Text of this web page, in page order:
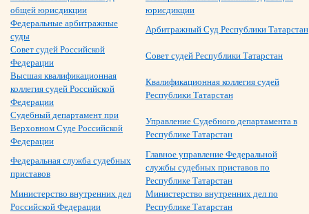
общей юрисдикции
юрисдикции
Федеральные арбитражные
суды
Арбитражный Суд Республики Татарстан
Совет судей Российской
Федерации
Совет судей Республики Татарстан
Высшая квалификационная
коллегия судей Российской
Федерации
Квалификационная коллегия судей
Республики Татарстан
Судебный департамент при
Верховном Суде Российской
Федерации
Управление Судебного департамента в
Республике Татарстан
Федеральная служба судебных
приставов
Главное управление Федеральной
службы судебных приставов по
Республике Татарстан
Министерство внутренних дел
Российской Федерации
Министерство внутренних дел по
Республике Татарстан